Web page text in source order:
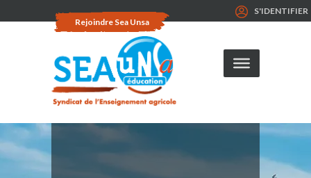
Rejoindre Sea Unsa
S'IDENTIFIER